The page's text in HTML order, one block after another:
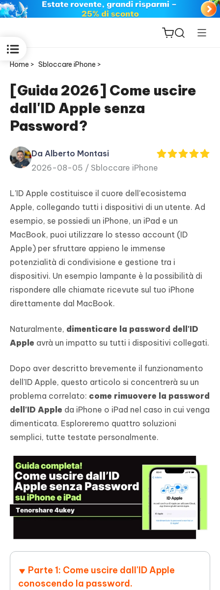
for iOS
PDNob
PDF
New
iAnyGo
Home > Sbloccare iPhone >
[Guida 2026] Come uscire
dall'ID Apple senza
Password?
Da Alberto Montasi
2026-08-05 / Sbloccare iPhone
L'ID Apple costituisce il cuore dell'ecosistema
Apple, collegando tutti i dispositivi di un utente. Ad
esempio, se possiedi un iPhone, un iPad e un
MacBook, puoi utilizzare lo stesso account (ID
Apple) per sfruttare appieno le immense
potenzialità di condivisione e gestione tra i
dispositivi. Un esempio lampante è la possibilità di
rispondere alle chiamate ricevute sul tuo iPhone
direttamente dal MacBook.
Naturalmente, dimenticare la password dell'ID
Apple avrà un impatto su tutti i dispositivi collegati.
Dopo aver descritto brevemente il funzionamento
dell'ID Apple, questo articolo si concentrerà su un
problema correlato: come rimuovere la password
dell'ID Apple da iPhone o iPad nel caso in cui venga
dimenticata. Esploreremo quattro soluzioni
semplici, tutte testate personalmente.
Parte 1: Come uscire dall'ID Apple
conoscendo la password.